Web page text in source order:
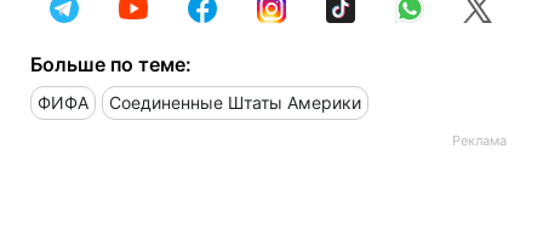
Больше по теме:
ФИФА Соединенные Штаты Америки